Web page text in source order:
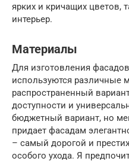
ярких и кричащих цветов,
интерьер.
Материалы
Для изготовления
используются
распространенный
доступности и
бюджетный вариант, но
придает фасадам
– самый дорогой и
особого ухода. Я